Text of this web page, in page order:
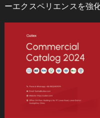
ーエクスペリエンスを強